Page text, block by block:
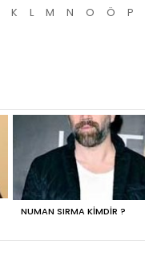
K L M N O Ö P
NUMAN SIRMA KIMDIR ?